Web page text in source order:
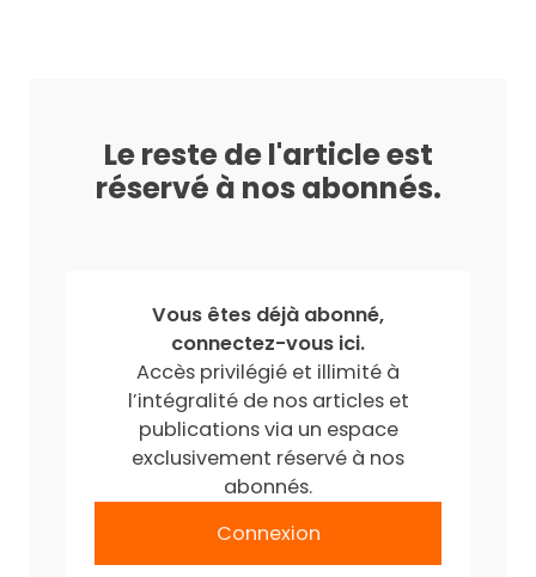
Le reste de l'article est
réservé à nos abonnés.
Vous êtes déjà abonné,
connectez-vous ici.
Accès privilégié et illimité à
l’intégralité de nos articles et
publications via un espace
exclusivement réservé à nos
abonnés.
Connexion